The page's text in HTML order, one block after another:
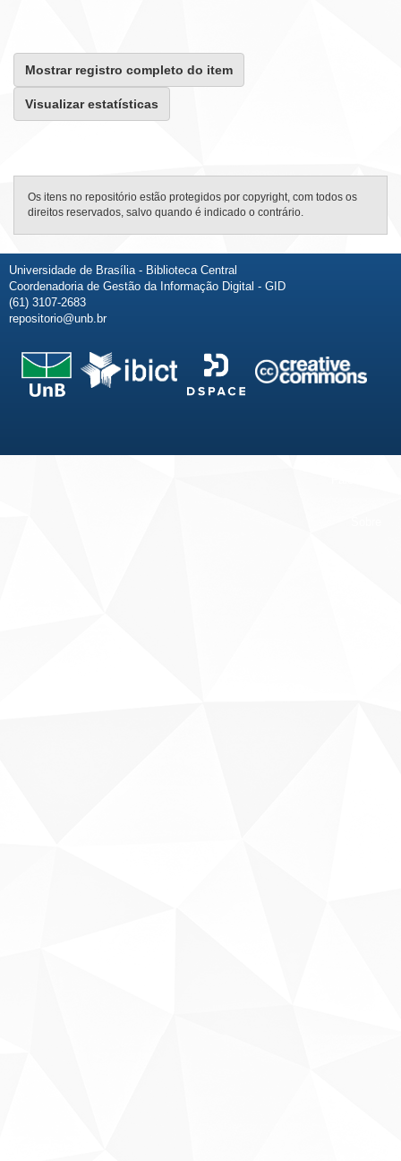
Mostrar registro completo do item
Visualizar estatísticas
Os itens no repositório estão protegidos por copyright, com todos os
direitos reservados, salvo quando é indicado o contrário.
Universidade de Brasília - Biblioteca Central
Coordenadoria de Gestão da Informação Digital - GID
(61) 3107-2683
repositorio@unb.br